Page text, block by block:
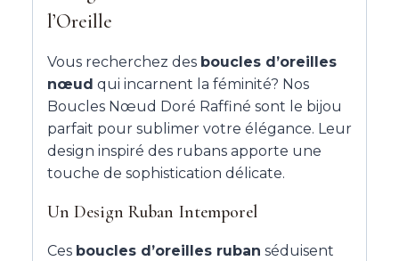
l’Oreille
Vous recherchez des boucles d’oreilles
nœud qui incarnent la féminité? Nos
Boucles Nœud Doré Raffiné sont le bijou
parfait pour sublimer votre élégance. Leur
design inspiré des rubans apporte une
touche de sophistication délicate.
Un Design Ruban Intemporel
Ces boucles d’oreilles ruban séduisent